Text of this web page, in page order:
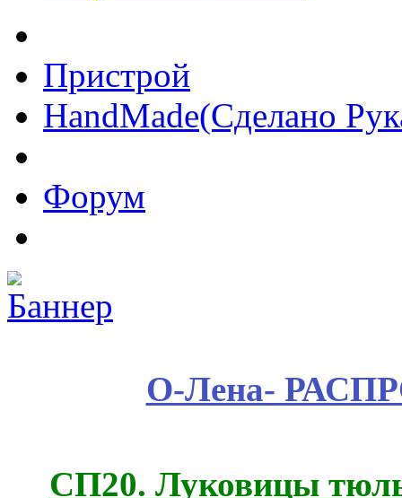
Пристрой
HandMade(Сделано
Форум
О-Лена-
СП20. Луковицы